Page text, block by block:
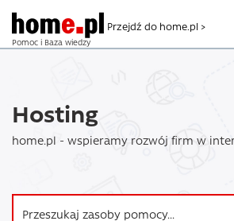
Pomoc i Baza wiedzy
Przejdź do home.pl >
Hosting
home.pl - wspieramy rozwój firm w